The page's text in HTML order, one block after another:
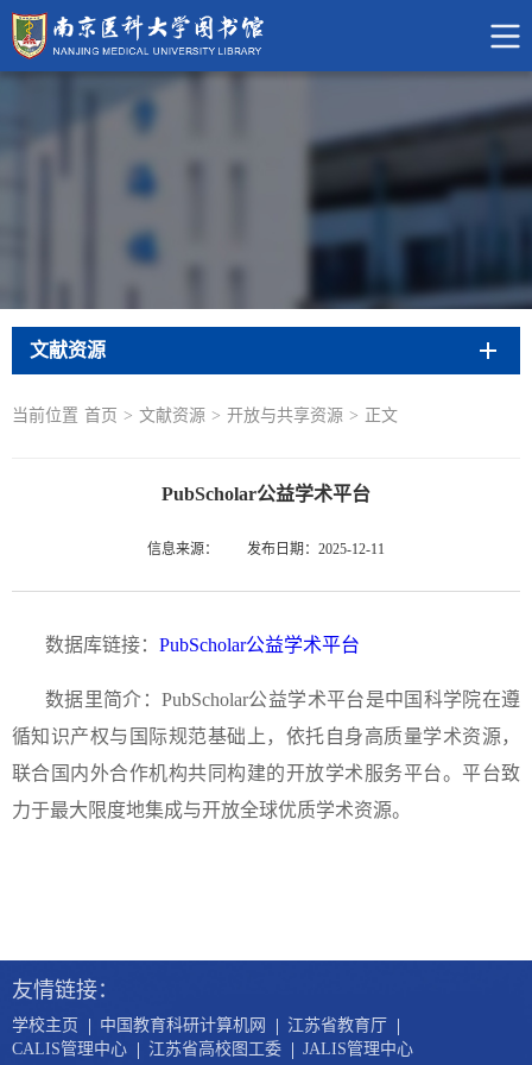
文献资源
当前位置 首页 > 文献资源 > 开放与共享资源 > 正文
PubScholar公益学术平台
信息来源： 发布日期：2025-12-11
数据库链接： PubScholar公益学术平台
数据里简介：PubScholar公益学术平台是中国科学院在遵
循知识产权与国际规范基础上，依托自身高质量学术资源，
联合国内外合作机构共同构建的开放学术服务平台。平台致
力于最大限度地集成与开放全球优质学术资源。
友情链接：
学校主页 | 中国教育科研计算机网 | 江苏省教育厅 |
CALIS管理中心 | 江苏省高校图工委 | JALIS管理中心